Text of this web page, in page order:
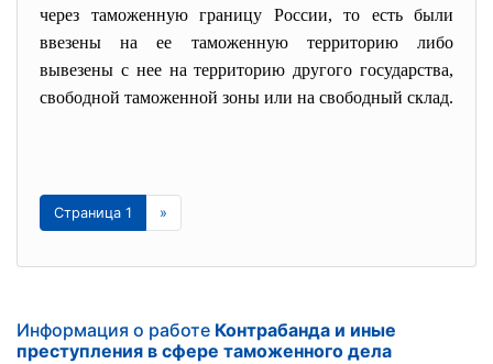
через таможенную границу России, то есть были
ввезены на ее таможенную территорию либо
вывезены с нее на территорию другого государства,
свободной таможенной зоны или на свободный склад.
Страница 1 »
Информация о работе Контрабанда и иные
преступления в сфере таможенного дела